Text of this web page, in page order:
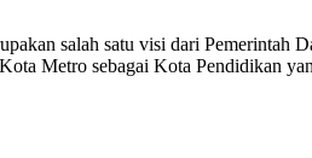
salah satu visi dari Pemerintah
Metro sebagai Kota Pendidikan